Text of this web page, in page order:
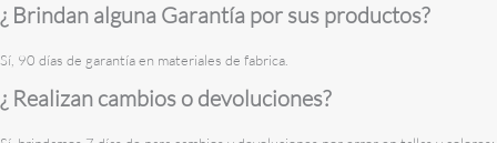
¿ Brindan alguna Garantía por sus productos?
Sí, 90 días de garantía en materiales de fabrica.
¿ Realizan cambios o devoluciones?